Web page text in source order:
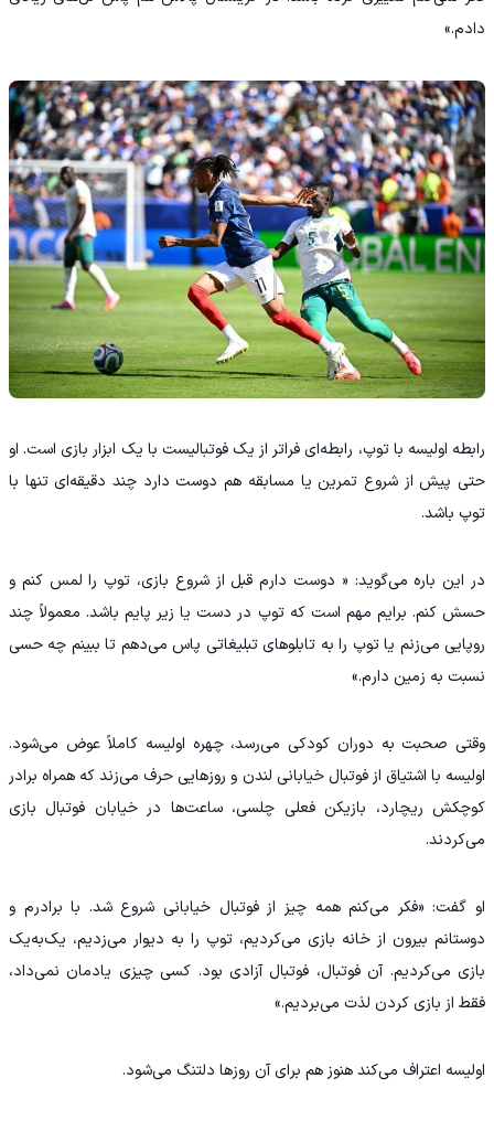
دادم.»
رابطه اولیسه با توپ، رابطه‌ای فراتر از یک فوتبالیست با یک ابزار بازی است. او
حتی پیش از شروع تمرین یا مسابقه هم دوست دارد چند دقیقه‌ای تنها با
توپ باشد.
در این باره می‌گوید: « دوست دارم قبل از شروع بازی، توپ را لمس کنم و
حسش کنم. برایم مهم است که توپ در دست یا زیر پایم باشد. معمولاً چند
روپایی می‌زنم یا توپ را به تابلوهای تبلیغاتی پاس می‌دهم تا ببینم چه حسی
نسبت به زمین دارم.»
وقتی صحبت به دوران کودکی می‌رسد، چهره‌ اولیسه کاملاً عوض می‌شود.
اولیسه با اشتیاق از فوتبال خیابانی لندن و روزهایی حرف می‌زند که همراه برادر
کوچکش ریچارد، بازیکن فعلی چلسی، ساعت‌ها در خیابان فوتبال بازی
می‌کردند.
او گفت: «فکر می‌کنم همه چیز از فوتبال خیابانی شروع شد. با برادرم و
دوستانم بیرون از خانه بازی می‌کردیم، توپ را به دیوار می‌زدیم، یک‌به‌یک
بازی می‌کردیم. آن فوتبال، فوتبال آزادی بود. کسی چیزی یادمان نمی‌داد،
فقط از بازی کردن لذت می‌بردیم.»
اولیسه اعتراف می‌کند هنوز هم برای آن روزها دلتنگ می‌شود.